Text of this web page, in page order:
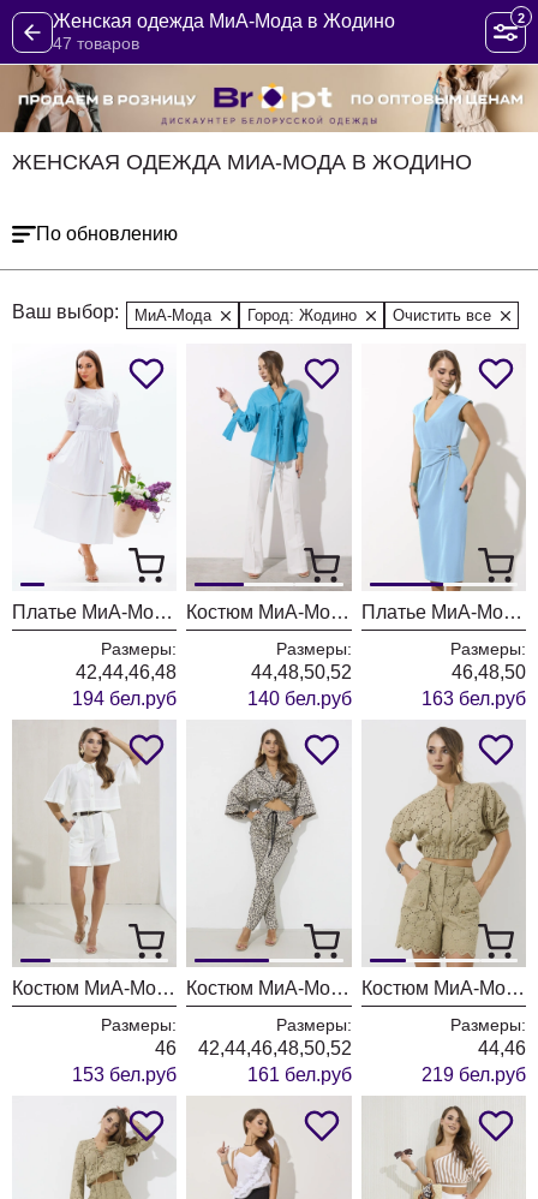
Женская одежда МиА-Мода в Жодино
47 товаров
2
ЖЕНСКАЯ ОДЕЖДА МИА-МОДА В ЖОДИНО
По обновлению
Ваш выбор: МиА-Мода Город: Жодино Очистить все
Платье МиА-Мода 1585 белый
Размеры:
42,44,46,48
194 бел.руб
Костюм МиА-Мода 1553-3
Размеры:
44,48,50,52
140 бел.руб
Платье МиА-Мода 1575-1 голубой
Размеры:
46,48,50
163 бел.руб
Костюм МиА-Мода 1573
Размеры:
46
153 бел.руб
Костюм МиА-Мода 1566
Размеры:
42,44,46,48,50,52
161 бел.руб
Костюм МиА-Мода 1577
Размеры:
44,46
219 бел.руб